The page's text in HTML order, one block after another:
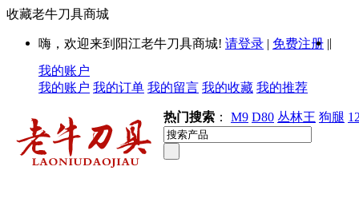
收藏老牛刀具商城
嗨，欢迎来到阳江老牛刀具商城! 请登录 | 免费注册 ||
我的账户
我的账户 我的订单 我的留言 我的收藏 我的推荐
热门搜索 ： M9 D80 丛林王 狗腿